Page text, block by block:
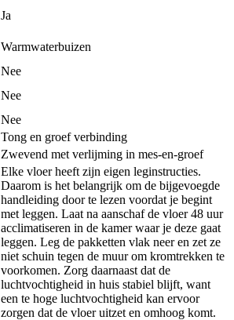
Ja
Warmwaterbuizen
Nee
Nee
Nee
Tong en groef verbinding
Zwevend met verlijming in mes-en-groef
Elke vloer heeft zijn eigen leginstructies.
Daarom is het belangrijk om de bijgevoegde
handleiding door te lezen voordat je begint
met leggen. Laat na aanschaf de vloer 48 uur
acclimatiseren in de kamer waar je deze gaat
leggen. Leg de pakketten vlak neer en zet ze
niet schuin tegen de muur om kromtrekken te
voorkomen. Zorg daarnaast dat de
luchtvochtigheid in huis stabiel blijft, want
een te hoge luchtvochtigheid kan ervoor
zorgen dat de vloer uitzet en omhoog komt.